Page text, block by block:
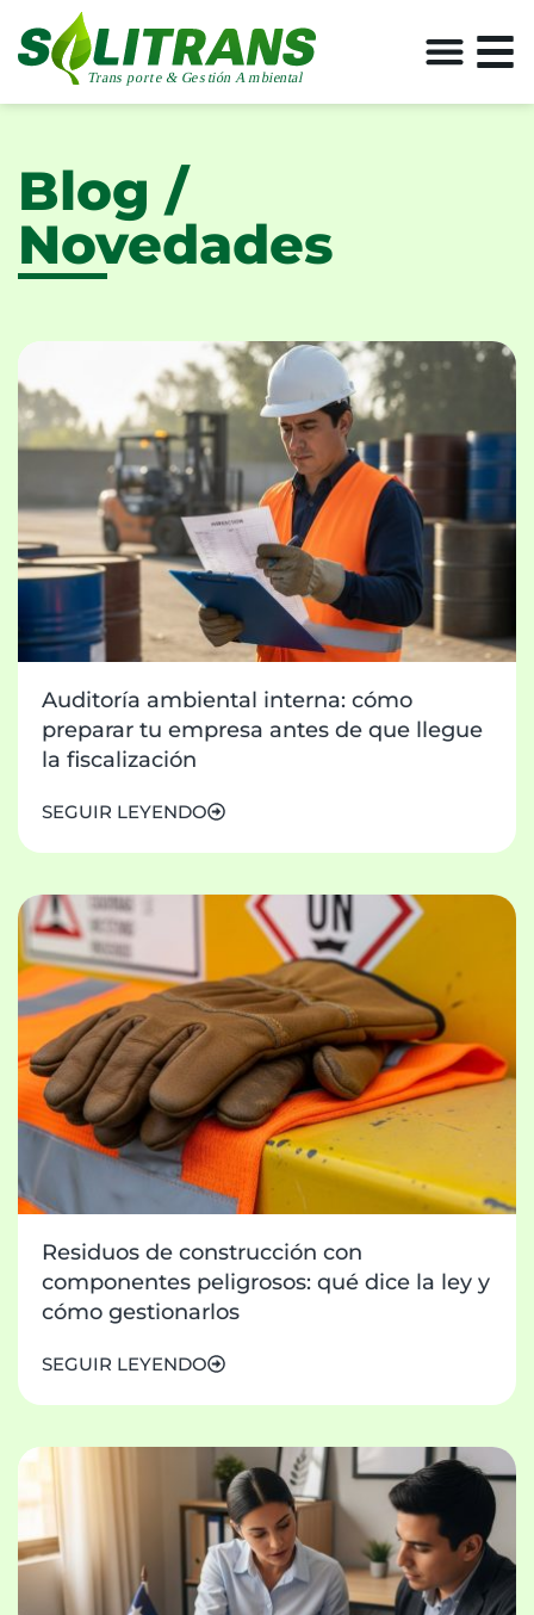
Blog /
Novedades
Auditoría ambiental interna: cómo
preparar tu empresa antes de que llegue
la fiscalización
SEGUIR LEYENDO
Residuos de construcción con
componentes peligrosos: qué dice la ley y
cómo gestionarlos
SEGUIR LEYENDO